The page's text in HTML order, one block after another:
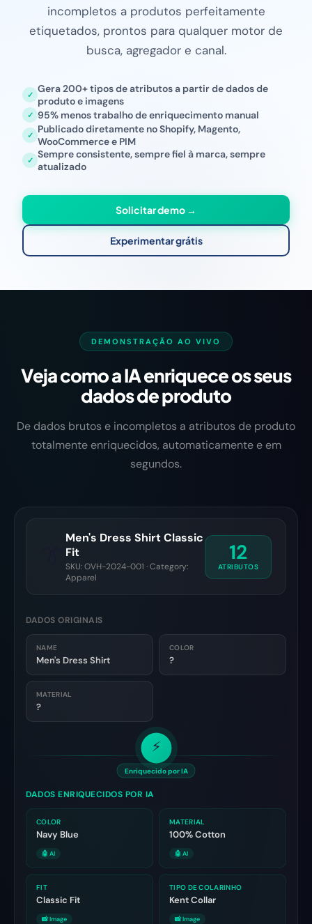
incompletos a produtos perfeitamente
etiquetados, prontos para qualquer motor de
busca, agregador e canal.
Gera 200+ tipos de atributos a partir de dados de
produto e imagens
95% menos trabalho de enriquecimento manual
Publicado diretamente no Shopify, Magento,
WooCommerce e PIM
Sempre consistente, sempre fiel à marca, sempre
atualizado
Solicitar demo →
Experimentar grátis
DEMONSTRAÇÃO AO VIVO
Veja como a IA enriquece os seus
dados de produto
De dados brutos e incompletos a atributos de produto
totalmente enriquecidos, automaticamente e em
segundos.
Men's Dress Shirt Classic
Fit
SKU: OVH-2024-001 · Category:
Apparel
12
ATRIBUTOS
DADOS ORIGINAIS
NAME
Men's Dress Shirt
COLOR
?
MATERIAL
?
⚡
Enriquecido por IA
DADOS ENRIQUECIDOS POR IA
COLOR
Navy Blue
🤖 AI
MATERIAL
100% Cotton
🤖 AI
FIT
Classic Fit
📸 Image
TIPO DE COLARINHO
Kent Collar
📸 Image